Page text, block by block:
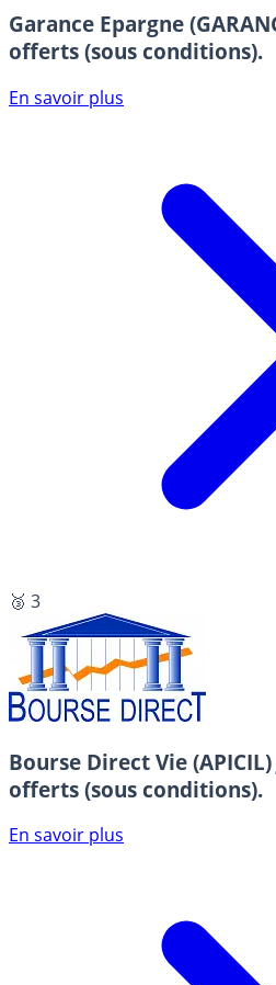
Garance Epargne
offerts (sous conditions).
En savoir plus
🥉 3
Bourse Direct Vie (APICIL)
offerts (sous conditions).
En savoir plus